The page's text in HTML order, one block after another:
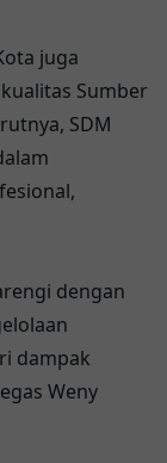
juga
Sumber
SDM
dengan
dampak
Weny